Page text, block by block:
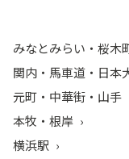
みなとみらい・桜木
関内・馬車道・日本
元町・中華街・山手
本牧・根岸
横浜駅